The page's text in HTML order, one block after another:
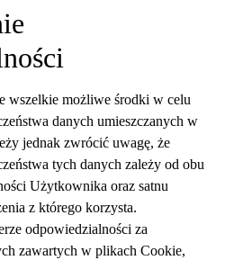
wszelkie możliwe środki w celu
danych umieszczanych w
jednak zwrócić uwagę, że
tych danych zależy od obu
Użytkownika oraz satnu
z którego korzysta.
odpowiedzialności za
zawartych w plikach Cookie,